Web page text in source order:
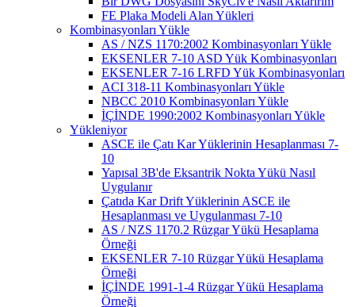
FE Plaka Modeli Alan Yükleri
Kombinasyonları Yükle
AS / NZS 1170:2002 Kombinasyonları Yükle
EKSENLER 7-10 ASD Yük Kombinasyonları
EKSENLER 7-16 LRFD Yük Kombinasyonları
ACI 318-11 Kombinasyonları Yükle
NBCC 2010 Kombinasyonları Yükle
İÇİNDE 1990:2002 Kombinasyonları Yükle
Yükleniyor
ASCE ile Çatı Kar Yüklerinin Hesaplanması 7-
10
Yapısal 3B'de Eksantrik Nokta Yükü Nasıl
Uygulanır
Çatıda Kar Drift Yüklerinin ASCE ile
Hesaplanması ve Uygulanması 7-10
AS / NZS 1170.2 Rüzgar Yükü Hesaplama
Örneği
EKSENLER 7-10 Rüzgar Yükü Hesaplama
Örneği
İÇİNDE 1991-1-4 Rüzgar Yükü Hesaplama
Örneği